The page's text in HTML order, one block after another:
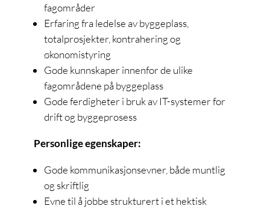
fagområder
Erfaring fra ledelse av byggeplass,
totalprosjekter, kontrahering og
økonomistyring
Gode kunnskaper innenfor de ulike
fagområdene på byggeplass
Gode ferdigheter i bruk av IT-systemer for
drift og byggeprosess
Personlige egenskaper:
Gode kommunikasjonsevner, både muntlig
og skriftlig
Evne til å jobbe strukturert i et hektisk